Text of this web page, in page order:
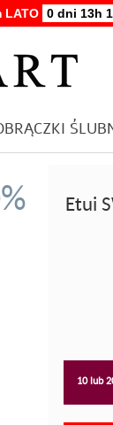
LATO 0 dni 13h
Etui
10 lub